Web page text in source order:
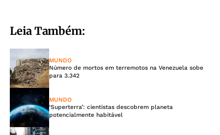
Leia Também:
MUNDO
Número de mortos em terremotos na Venezuela sobe
para 3.342
MUNDO
‘Superterra’: cientistas descobrem planeta
potencialmente habitável